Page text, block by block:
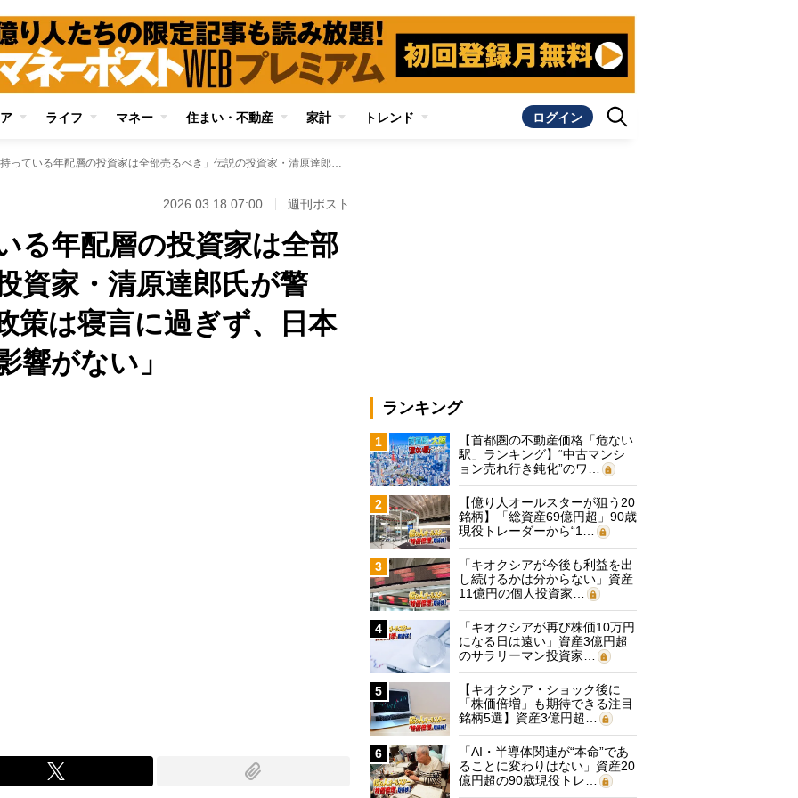
ライフ マネー 住まい・不動産 家計 トレンド ログイン
「日本株を持っている年配層の投資家は全部売るべき」伝説の投資家・清原達郎氏が警鐘 「高市政権の政策は寝言に過ぎず、日本株の価値には全く影響がない」
2026.03.18 07:00 週刊ポスト
る年配層の投資家は全部
資家・清原達郎氏が警
は寝言に過ぎず、日本
響がない」
ランキング
1
【首都圏の不動産価格「危ない
駅」ランキング】“中古マンシ
ョン売れ行き鈍化”のワ…
2
【億り人オールスターが狙う20
銘柄】「総資産69億円超」90歳
現役トレーダーから“1…
3
「キオクシアが今後も利益を出
し続けるかは分からない」資産
11億円の個人投資家…
4
「キオクシアが再び株価10万円
になる日は遠い」資産3億円超
のサラリーマン投資家…
5
【キオクシア・ショック後に
「株価倍増」も期待できる注目
銘柄5選】資産3億円超…
6
「AI・半導体関連が“本命”であ
ることに変わりはない」資産20
億円超の90歳現役トレ…